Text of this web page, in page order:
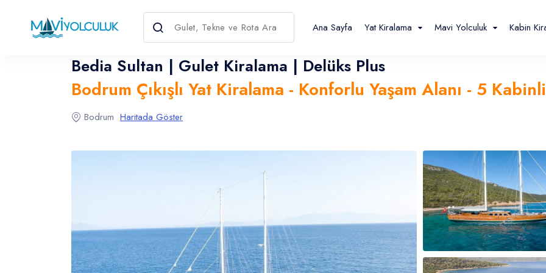
Ana Sayfa Yat Kiralama Mavi Yolculuk Kabin
Bedia Sultan | Gulet Kiralama | Delüks Plus
Bodrum Çıkışlı Yat Kiralama - Konforlu Yaşam Alanı - 5
Bodrum Haritada Göster
Dil Seçin
English Türkçe Español Français
Para Birimini Seçin
USD- $ EURO- € TL- ₺